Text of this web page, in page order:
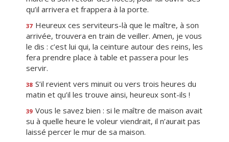
qu’il arrivera et frappera à la porte.
37 Heureux ces serviteurs-là que le maître, à son
arrivée, trouvera en train de veiller. Amen, je vous
le dis : c’est lui qui, la ceinture autour des reins, les
fera prendre place à table et passera pour les
servir.
38 S’il revient vers minuit ou vers trois heures du
matin et qu’il les trouve ainsi, heureux sont-ils !
39 Vous le savez bien : si le maître de maison avait
su à quelle heure le voleur viendrait, il n’aurait pas
laissé percer le mur de sa maison.